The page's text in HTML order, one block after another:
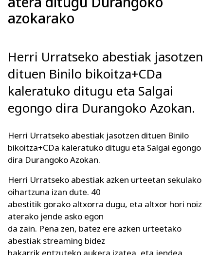
azokarako
Herri Urratseko abestiak jasotzen
dituen Binilo bikoitza+CDa
kaleratuko ditugu eta Salgai
egongo dira Durangoko Azokan.
Herri Urratseko abestiak jasotzen dituen Binilo
bikoitza+CDa kaleratuko ditugu eta Salgai egongo
dira Durangoko Azokan.
Herri Urratseko abestiak azken urteetan sekulako
oihartzuna izan dute. 40
abestitik gorako altxorra dugu, eta altxor hori noiz
aterako jende asko egon
da zain. Pena zen, batez ere azken urteetako
abestiak streaming bidez
bakarrik entzuteko aukera izatea, eta jendea